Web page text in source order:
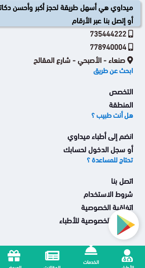
الخدمات
ميداوي هي أسهل طريقة لحجز أكبر وأحسن
أو إتصل بنا عبر الأرقام
735444222
778940004
صنعاء - الأصبحي - شارع المقالح
ابحث عن طريق
التخصص
المنطقة
هل أنت طبيب ؟
انضم إلى أطباء ميداوي
أو سجل الدخول لحسابك
تحتاج للمساعدة ؟
اتصل بنا
شروط الاستخدام
اتفاقية الخصوصية
اتفاقية الخصوصية للأطباء
جميع الحقوق محفوظة ميداوي ©